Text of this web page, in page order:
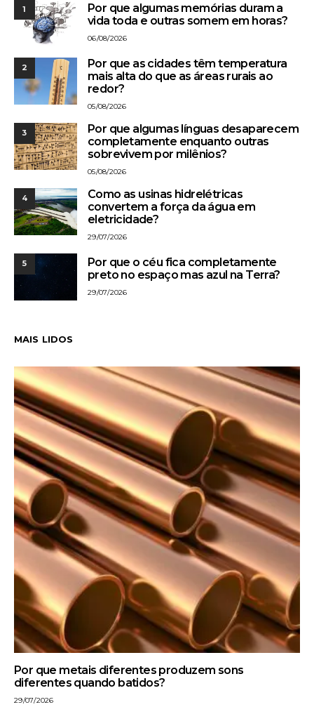
1
Por que algumas memórias duram a
vida toda e outras somem em horas?
06/08/2026
2
Por que as cidades têm temperatura
mais alta do que as áreas rurais ao
redor?
05/08/2026
3
Por que algumas línguas desaparecem
completamente enquanto outras
sobrevivem por milênios?
05/08/2026
4
Como as usinas hidrelétricas
convertem a força da água em
eletricidade?
29/07/2026
5
Por que o céu fica completamente
preto no espaço mas azul na Terra?
29/07/2026
MAIS LIDOS
Por que metais diferentes produzem sons
diferentes quando batidos?
29/07/2026